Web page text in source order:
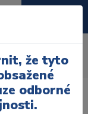
že tyto
odborné